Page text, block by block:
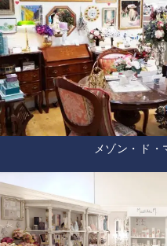
メゾン・ド